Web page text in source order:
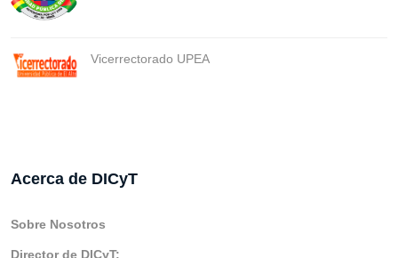
Vicerrectorado UPEA
Acerca de DICyT
Sobre Nosotros
Director de DICyT: